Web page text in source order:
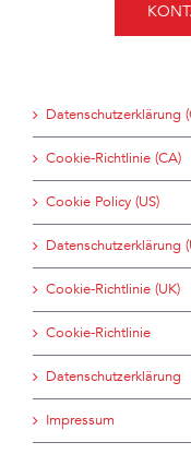
Datenschutzerklärung
Cookie-Richtlinie (CA)
Cookie Policy (US)
Datenschutzerklärung
Cookie-Richtlinie (UK)
Cookie-Richtlinie
Datenschutzerklärung
Impressum